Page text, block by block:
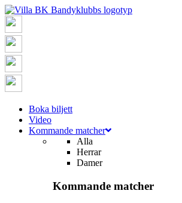
Boka biljett
Video
Kommande matcher
Alla
Herrar
Damer
Kommande matcher